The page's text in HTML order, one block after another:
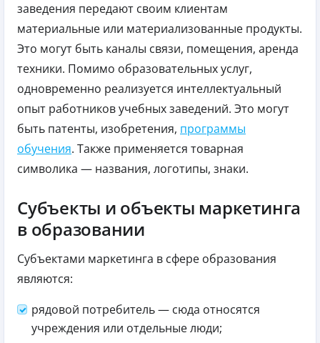
заведения передают своим клиентам
материальные или материализованные продукты.
Это могут быть каналы связи, помещения, аренда
техники. Помимо образовательных услуг,
одновременно реализуется интеллектуальный
опыт работников учебных заведений. Это могут
быть патенты, изобретения, программы
обучения. Также применяется товарная
символика — названия, логотипы, знаки.
Субъекты и объекты маркетинга
в образовании
Субъектами маркетинга в сфере образования
являются:
рядовой потребитель — сюда относятся
учреждения или отдельные люди;